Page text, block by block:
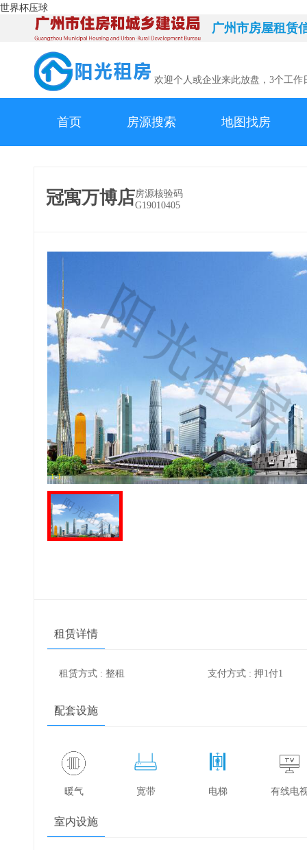
世界杯压球
广州市房屋租赁
欢迎个人或企业来此放盘，3个工作
首页 房源搜索 地图找房
冠寓万博店房源核验码
G19010405
1-1
租赁详情
租赁方式 : 整租 支付方式 : 押1付1
配套设施
暖气 宽带 电梯 有线电
室内设施